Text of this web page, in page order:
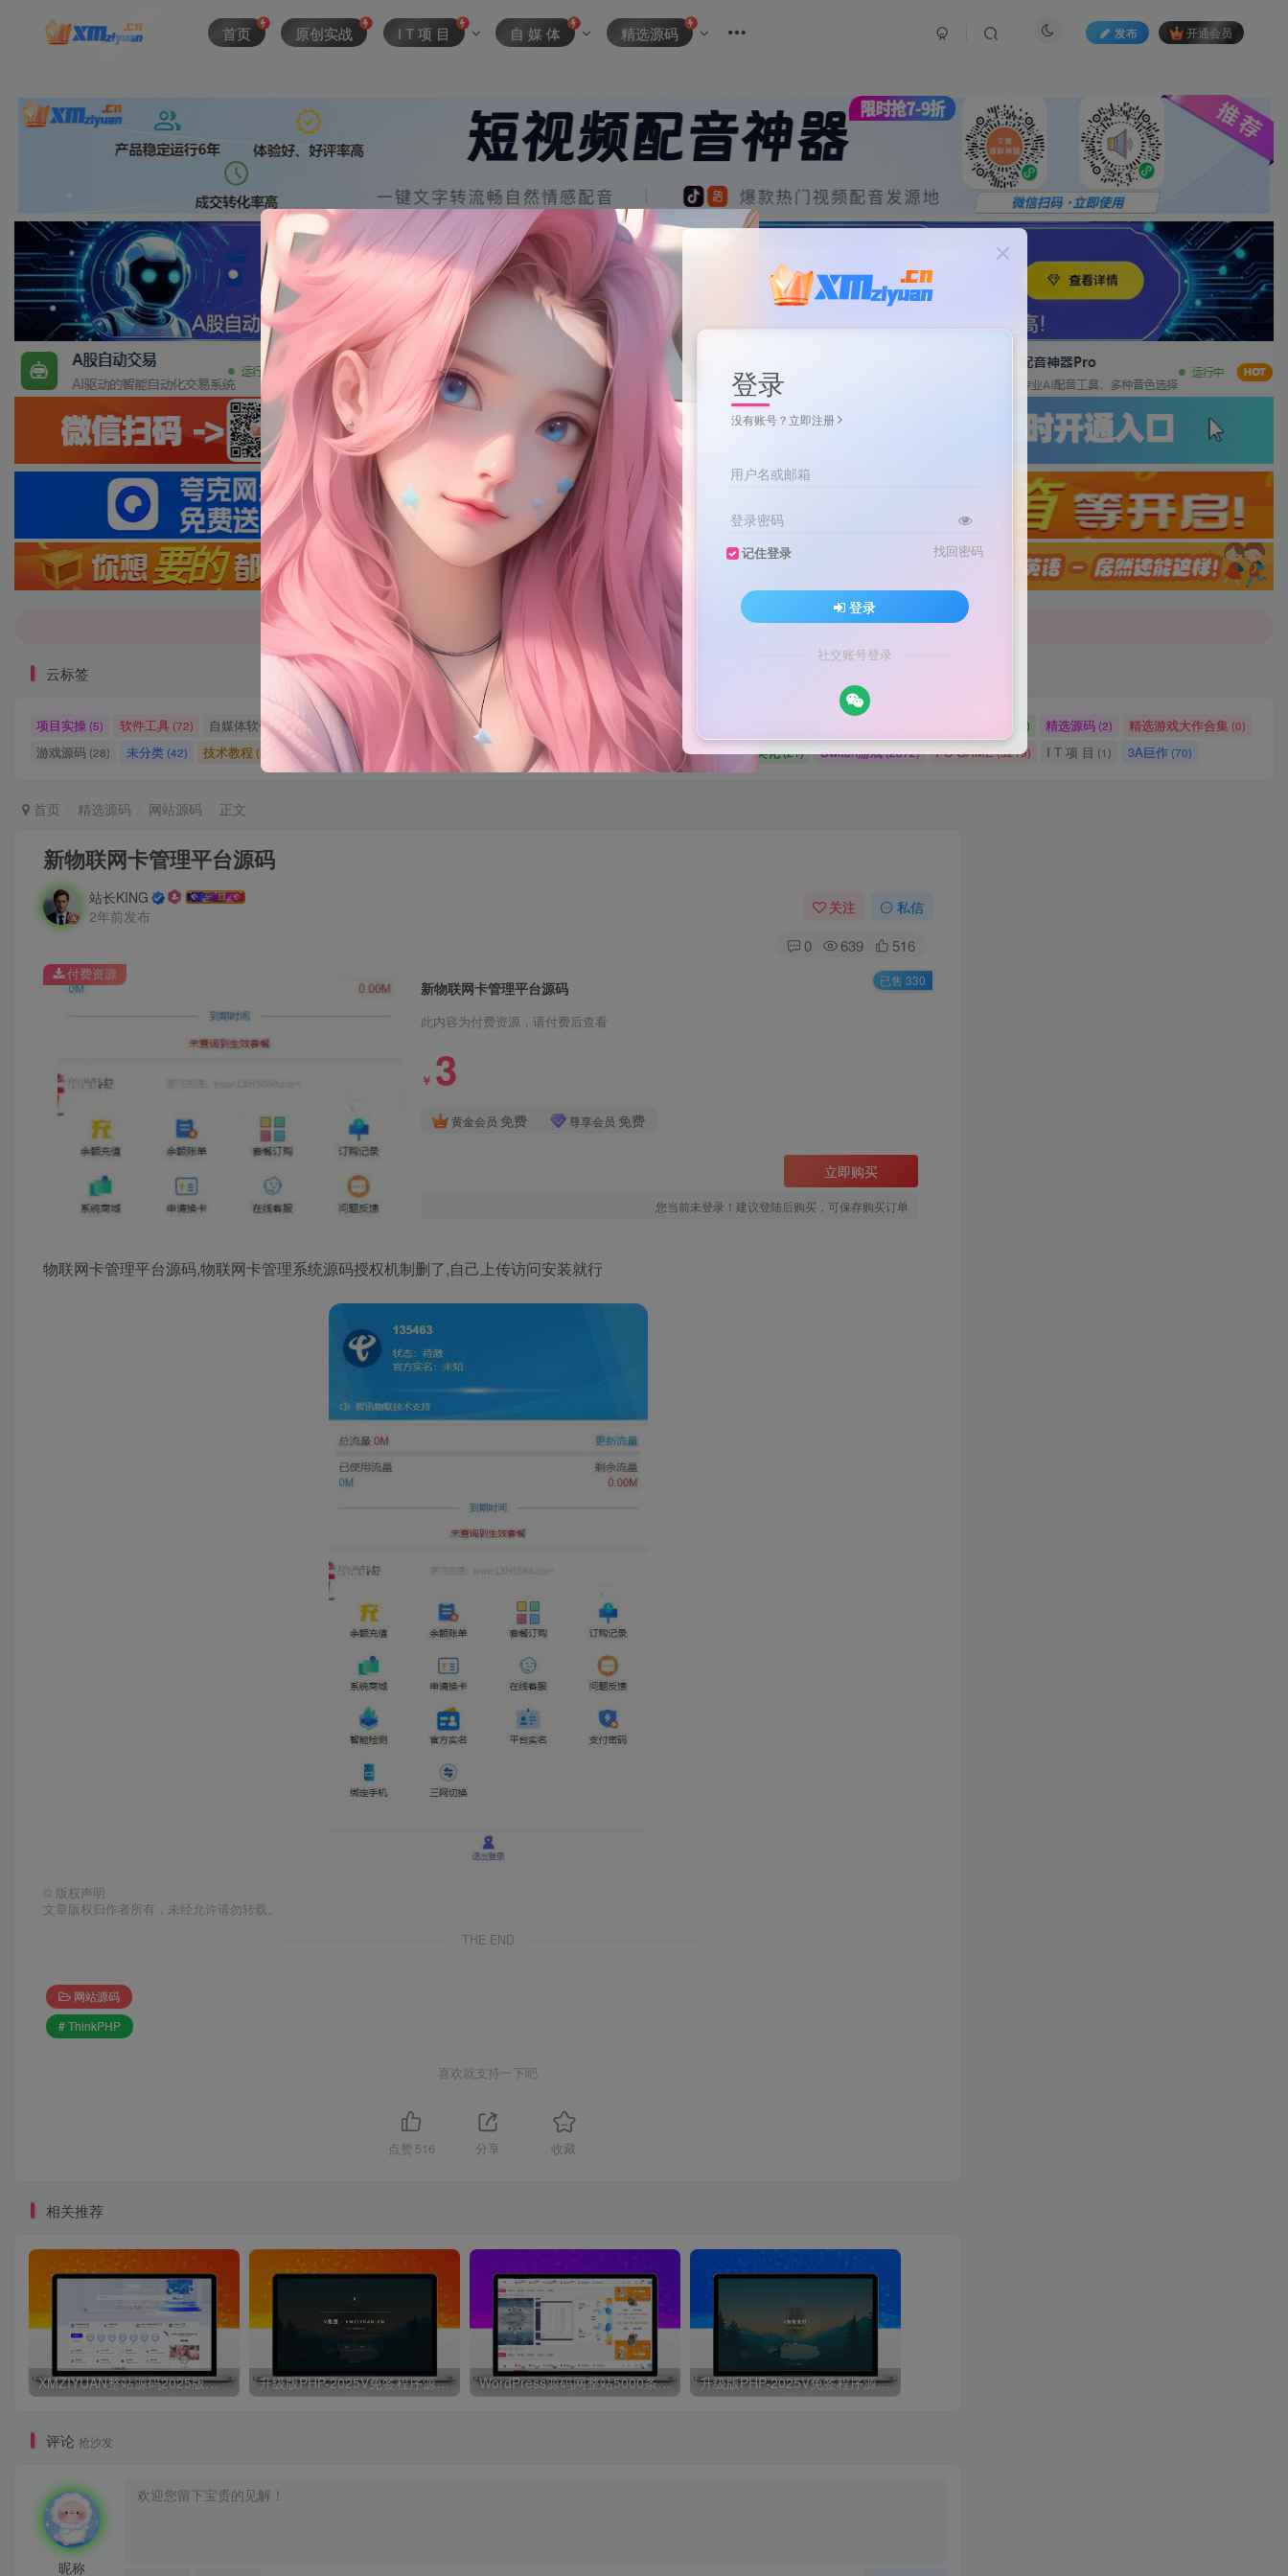
首页 原创实战 I T 项 目 自 媒 体 精选源码 发布 开通会员
文案不会提取也不会写？八哥来帮忙！
7-9折！等多家顶流配音软件[配音神器Pro]-[配音鹅]-[南瓜配音]-[魔音工坊]-[逗哥配音]戳这里查看详情！
文案不会提取也不会写？八哥来帮忙！
7-9折！等多家顶流配音软件[配音神器Pro]-[配音鹅]-[南瓜配音]-[魔音工坊]-[逗哥配音]戳这里查看详情！
云标签
项目实操(5) 软件工具(72) 自媒体软件(27) 自媒体素材 自媒体教程(9) 自媒体 (1) 羊毛技巧 (2) 网页代码 (2) 精选源码(2) 精选游戏大作合集 (0)
游戏源码 (28) 未分类(42) 技术教程 (5) 技术教程(27) 小程序源码 (184) 原创实战 (5) 卡密账号 (6) 主题美化(0) Zibll美化(21) Switch游戏(2872) PC GAME(5219) I T 项 目 (1) 3A巨作(70)
首页 精选源码 网站源码 正文
新物联网卡管理平台源码
站长KING
2年前发布
关注 私信
0 639 516
新物联网卡管理平台源码
此内容为付费资源，请付费后查看
￥ 3
黄金会员 免费 尊享会员 免费
立即购买
您当前未登录！建议登陆后购买，可保存购买订单
付费资源 已售 330
物联网卡管理平台源码,物联网卡管理系统源码授权机制删了,自己上传访问安装就行
© 版权声明
文章版权归作者所有，未经允许请勿转载。
THE END
网站源码
# ThinkPHP
喜欢就支持一下吧
点赞 516 分享 收藏
相关推荐
XMZIYUAN整站源码2025版带16000+整站资源 升级版PHP-2025V免签程序源码，本站同款支持支付宝和微信 WordPress源码网整站5000条源码文章数据打包+数据库 带视频教程 升级版PHP-2025V免签程序源码：改良版V免签-三网免挂支付系统，同步支持支付宝/微信QQ回调
评论 抢沙发
昵称
登录
没有账号？立即注册
用户名或邮箱
登录密码
记住登录 找回密码
登录
社交账号登录